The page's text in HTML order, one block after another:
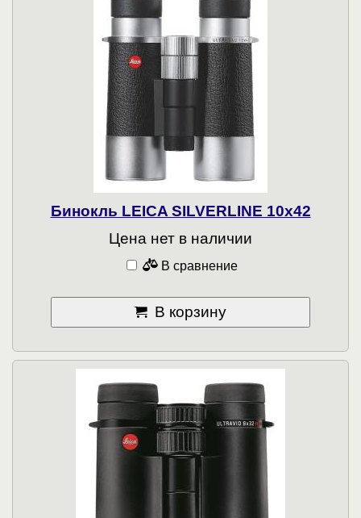
Бинокль LEICA SILVERLINE 10x42
Цена нет в наличии
В сравнение
В корзину